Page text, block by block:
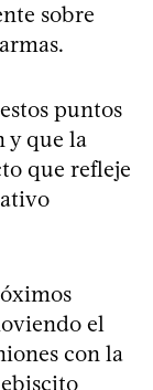
sobre
puntos
y que la
que refleje
el
con la